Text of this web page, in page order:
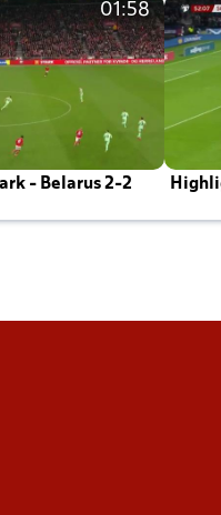
01:58
- Belarus 2-2